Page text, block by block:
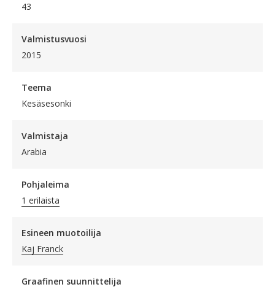
43
Valmistusvuosi
2015
Teema
Kesäsesonki
Valmistaja
Arabia
Pohjaleima
1 erilaista
Esineen muotoilija
Kaj Franck
Graafinen suunnittelija